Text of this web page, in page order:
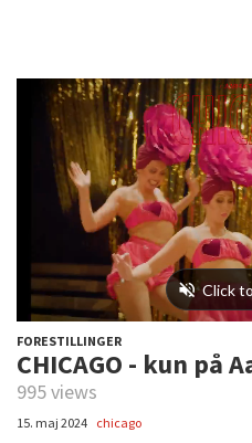
FORESTILLINGER
CHICAGO - kun på
995 views
15. maj 2024 chicago